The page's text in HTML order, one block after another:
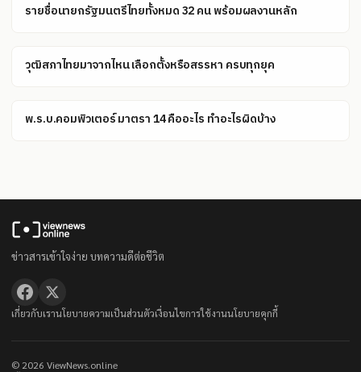
รายชื่อนายกรัฐมนตรีไทยทั้งหมด 32 คน พร้อมผลงานหลัก
วุฒิสภาไทยมาจากไหน เลือกตั้งหรือสรรหา ครบทุกยุค
พ.ร.บ.คอมพิวเตอร์ มาตรา 14 คืออะไร ทำอะไรผิดบ้าง
ข่าวสารเข้าใจง่าย บทความดีต่อชีวิต
เกี่ยวกับเรานโยบายความเป็นส่วนตัวเงื่อนไขการใช้งานนโยบายคุกกี้
© 2026 ViewNews.online